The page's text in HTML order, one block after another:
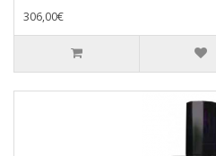
306,00€